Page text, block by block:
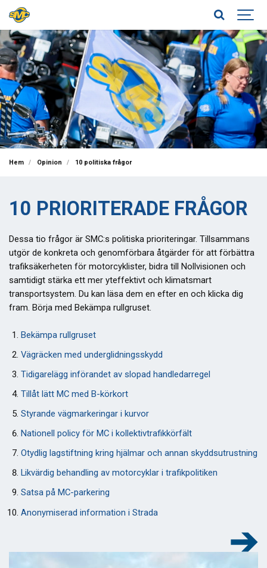
Hem Opinion 10 politiska frågor
10 PRIORITERADE FRÅGOR
Dessa tio frågor är SMC:s politiska prioriteringar. Tillsammans
utgör de konkreta och genomförbara åtgärder för att förbättra
trafiksäkerheten för motorcyklister, bidra till Nollvisionen och
samtidigt stärka ett mer yteffektivt och klimatsmart
transportsystem. Du kan läsa dem en efter en och klicka dig
fram. Börja med Bekämpa rullgruset.
Bekämpa rullgruset
Vägräcken med underglidningsskydd
Tidigarelägg införandet av slopad handledarregel
Tillåt lätt MC med B-körkort
Styrande vägmarkeringar i kurvor
Nationell policy för MC i kollektivtrafikkörfält
Otydlig lagstiftning kring hjälmar och annan skyddsutrustning
Likvärdig behandling av motorcyklar i trafikpolitiken
Satsa på MC-parkering
Anonymiserad information i Strada